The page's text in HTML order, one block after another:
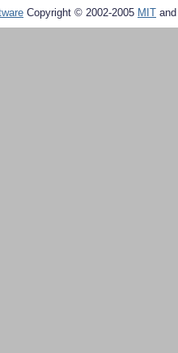
Copyright © 2002-2005 MIT